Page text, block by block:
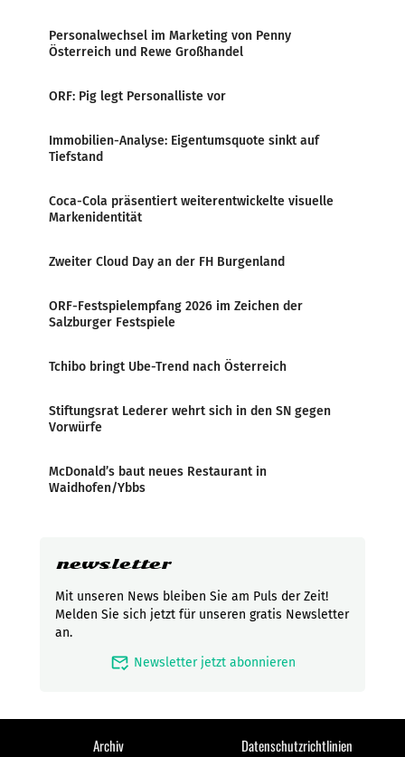
Personalwechsel im Marketing von Penny
Österreich und Rewe Großhandel
ORF: Pig legt Personalliste vor
Immobilien-Analyse: Eigentumsquote sinkt auf
Tiefstand
Coca-Cola präsentiert weiterentwickelte visuelle
Markenidentität
Zweiter Cloud Day an der FH Burgenland
ORF-Festspielempfang 2026 im Zeichen der
Salzburger Festspiele
Tchibo bringt Ube-Trend nach Österreich
Stiftungsrat Lederer wehrt sich in den SN gegen
Vorwürfe
McDonald’s baut neues Restaurant in
Waidhofen/Ybbs
newsletter
Mit unseren News bleiben Sie am Puls der Zeit!
Melden Sie sich jetzt für unseren gratis Newsletter
an.
mark_email_read Newsletter jetzt abonnieren
Archiv Datenschutzrichtlinien